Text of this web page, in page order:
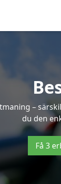
–
du den
Få 3